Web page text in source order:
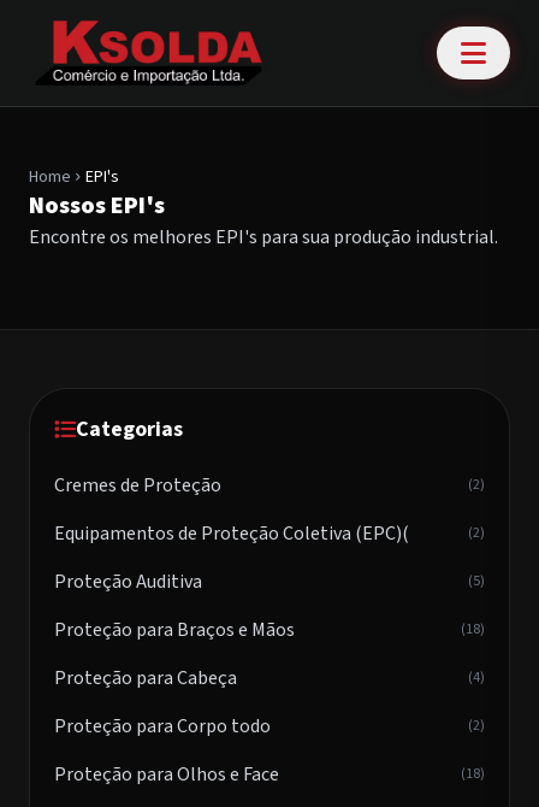
Home chevron_right EPI's
Nossos EPI's
Encontre os melhores EPI's para sua produção industrial.
Categorias
Cremes de Proteção (2)
Equipamentos de Proteção Coletiva (EPC)( (2)
Proteção Auditiva (5)
Proteção para Braços e Mãos (18)
Proteção para Cabeça (4)
Proteção para Corpo todo (2)
Proteção para Olhos e Face (18)